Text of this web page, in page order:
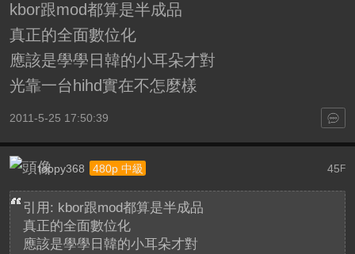
kbor跟mod都算是半成品
真正的全面數位化
應該是學學日韓的小耳朵才對
光靠一台hihd實在不怎麼樣
2011-5-25 17:50:39
45F
toppy368 480p 中級
引用: kbor跟mod都算是半成品
真正的全面數位化
應該是學學日韓的小耳朵才對